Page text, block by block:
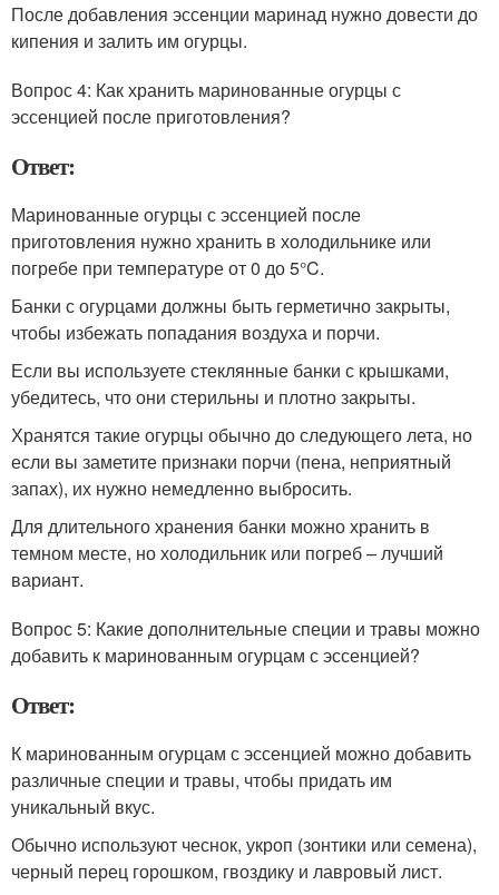
После добавления эссенции маринад нужно довести до
кипения и залить им огурцы.
Вопрос 4: Как хранить маринованные огурцы с
эссенцией после приготовления?
Ответ:
Маринованные огурцы с эссенцией после
приготовления нужно хранить в холодильнике или
погребе при температуре от 0 до 5°C.
Банки с огурцами должны быть герметично закрыты,
чтобы избежать попадания воздуха и порчи.
Если вы используете стеклянные банки с крышками,
убедитесь, что они стерильны и плотно закрыты.
Хранятся такие огурцы обычно до следующего лета, но
если вы заметите признаки порчи (пена, неприятный
запах), их нужно немедленно выбросить.
Для длительного хранения банки можно хранить в
темном месте, но холодильник или погреб – лучший
вариант.
Вопрос 5: Какие дополнительные специи и травы можно
добавить к маринованным огурцам с эссенцией?
Ответ:
К маринованным огурцам с эссенцией можно добавить
различные специи и травы, чтобы придать им
уникальный вкус.
Обычно используют чеснок, укроп (зонтики или семена),
черный перец горошком, гвоздику и лавровый лист.